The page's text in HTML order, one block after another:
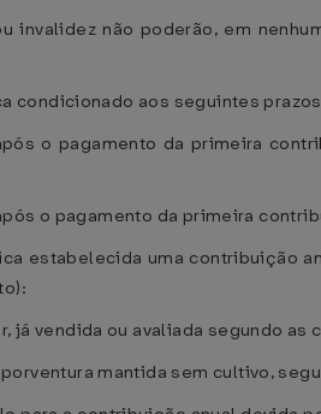
invalidez não poderão, em
condicionado aos seguintes
o pagamento da primeira
o pagamento da primeira
estabelecida uma contribuição
já vendida ou avaliada segundo as
mantida sem cultivo,